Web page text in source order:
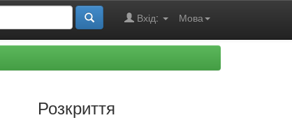
Мова
Вхід:
Розкриття